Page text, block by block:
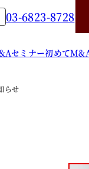
03-6823-8728
セミナー初めて
らせ